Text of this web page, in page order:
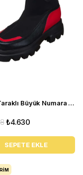
Geniş Taraklı Büyük Numara Kadın BOT Gaye0605 siyah
₺4.630
SEPETE EKLE